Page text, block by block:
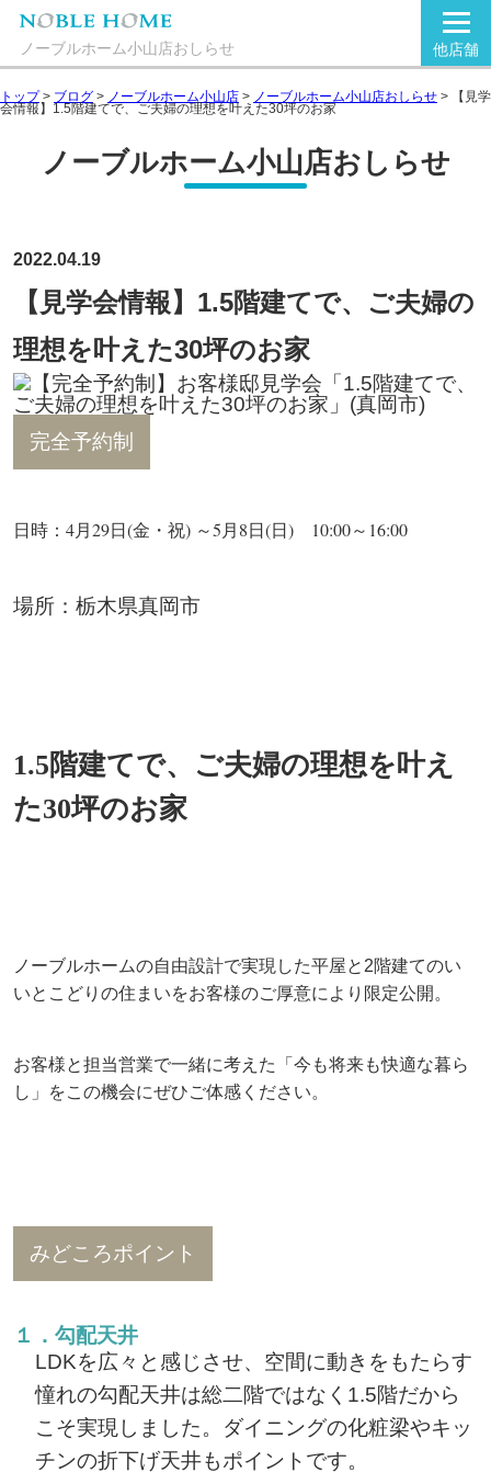
ノーブルホーム小山店おしらせ 他店舗
トップ> ブログ > ノーブルホーム小山店 > ノーブルホーム小山店おしらせ > 【見学
会情報】1.5階建てで、ご夫婦の理想を叶えた30坪のお家
ノーブルホーム小山店おしらせ
2022.04.19
【見学会情報】1.5階建てで、ご夫婦の
理想を叶えた30坪のお家
完全予約制
日時：4月29日(金・祝) ～5月8日(日) 10:00～16:00
場所：栃木県真岡市
1.5階建てで、ご夫婦の理想を叶え
た30坪のお家
ノーブルホームの自由設計で実現した平屋と2階建てのい
いとこどりの住まいをお客様のご厚意により限定公開。
お客様と担当営業で一緒に考えた「今も将来も快適な暮ら
し」をこの機会にぜひご体感ください。
みどころポイント
１．勾配天井
LDKを広々と感じさせ、空間に動きをもたらす
憧れの勾配天井は総二階ではなく1.5階だから
こそ実現しました。ダイニングの化粧梁やキッ
チンの折下げ天井もポイントです。